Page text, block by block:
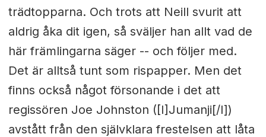
trädtopparna. Och trots att Neill svurit att
aldrig åka dit igen, så sväljer han allt vad de
här främlingarna säger -- och följer med.
Det är alltså tunt som rispapper. Men det
finns också något försonande i det att
regissören Joe Johnston ([I]Jumanji[/I])
avstått från den självklara frestelsen att låta